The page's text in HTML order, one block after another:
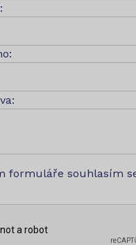
formuláře souhlasím